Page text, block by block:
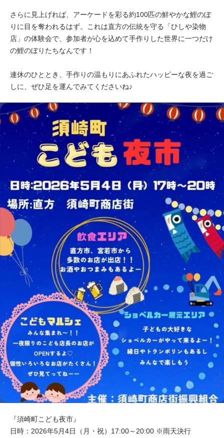
さらに見上げれば、アーケードを彩る約100匹の鮮やかな鯉のぼ
りに目を奪われるはず。これは直方の伝統を守る「ひしや染物
店」の体験会で、参加者が心を込めて手作りした世界に一つだけ
の鯉のぼりたちなんです！
連休のひととき、手作りの温もりにあふれたハッピーな夜を過ご
しに、ぜひ足を運んでみてくださいね♪
『須崎町こども夜市』
日時：2026年5月4日（月・祝）17:00～20:00 ※雨天決行